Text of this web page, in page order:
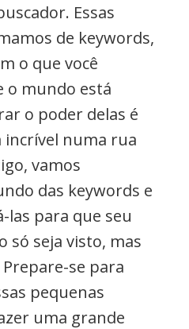
Essas
de keywords,
o que você
o mundo está
o poder delas é
incrível numa rua
vamos
das keywords e
las para que seu
só seja visto, mas
se para
pequenas
uma grande